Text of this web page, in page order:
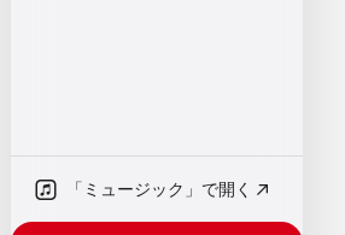
「ミュージック」で開く